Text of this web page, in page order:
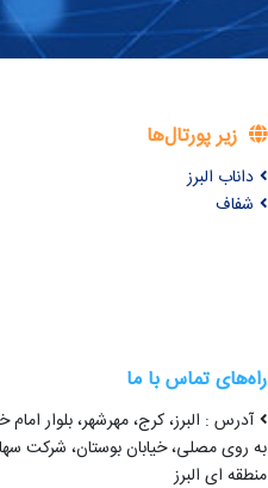
زیر پورتال‌ها
داناب البرز
شفاف
راه‌های تماس با ما
آدرس : البرز، کرج، مهرشهر، بلوار امام
به روی مصلی، خیابان بوستان، شرکت
منطقه ای البرز